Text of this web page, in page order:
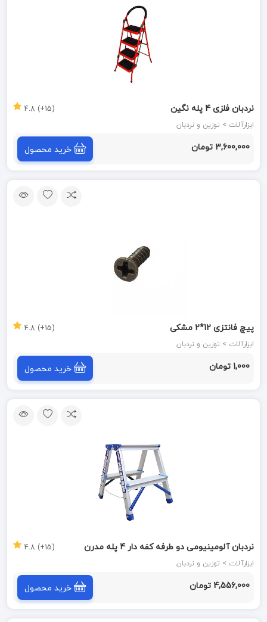
نردبان فلزی 4 پله نگین
ابزارآلات > توزین و نردبان
(15+) 4.8
3,600,000 تومان خرید محصول
پیچ فانتزی 12*2 مشکی
ابزارآلات > توزین و نردبان
(15+) 4.8
1,000 تومان خرید محصول
نردبان آلومینیومی دو طرفه کفه دار 4 پله مدرن
ابزارآلات > توزین و نردبان
(15+) 4.8
4,556,000 تومان خرید محصول